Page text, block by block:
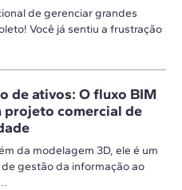
de gerenciar grandes
Você já sentiu a frustração
de ativos: O fluxo BIM
projeto comercial de
da modelagem 3D, ele é um
gestão da informação ao